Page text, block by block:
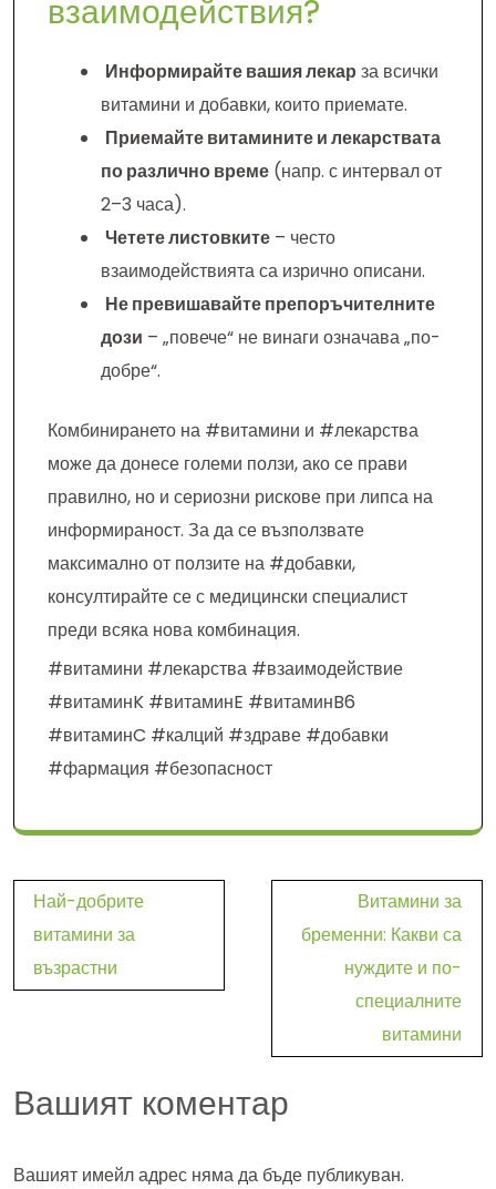
взаимодействия?
Информирайте вашия лекар за всички
витамини и добавки, които приемате.
Приемайте витамините и лекарствата
по различно време (напр. с интервал от
2–3 часа).
Четете листовките – често
взаимодействията са изрично описани.
Не превишавайте препоръчителните
дози – „повече“ не винаги означава „по-
добре“.
Комбинирането на #витамини и #лекарства
може да донесе големи ползи, ако се прави
правилно, но и сериозни рискове при липса на
информираност. За да се възползвате
максимално от ползите на #добавки,
консултирайте се с медицински специалист
преди всяка нова комбинация.
#витамини #лекарства #взаимодействие
#витаминK #витаминE #витаминB6
#витаминC #калций #здраве #добавки
#фармация #безопасност
Навигация
Най-добрите
витамини за
възрастни
Витамини за
бременни: Какви са
нуждите и по-
специалните
витамини
Вашият коментар
Вашият имейл адрес няма да бъде публикуван.